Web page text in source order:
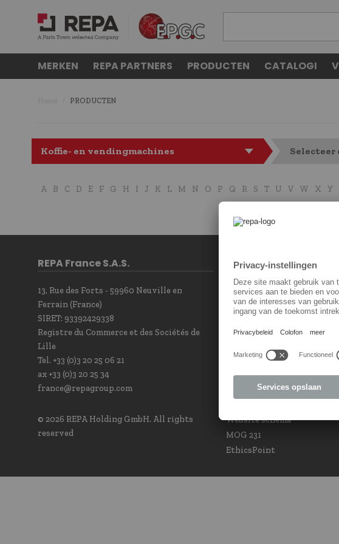
MERKEN REPA PARTNERS PRODUCTEN CATALOGI
PRODUCTEN
Koffie- en vendingmachines Selecteer
A B C D E F G H I J K L M N O P Q R S T U V W X Y
REPA France S.A.S.
13, Rue des Forts - 59960 Neuville en
Ferrain (France)
SIRET: 93392429338
Registre du Commerce et des Sociétés de
Lille
Tel. +33 (0)3 20 25 06 21
ax +33 (0)3 20 25 34
france@repagroup.com
© 2026 REPA Holding GmbH. All rights
reserved
Contact
Contact Form
Newsletter Subscription
Contact Point GPSR and
Compliance
Website schema
MOG 231
EthicsPoint